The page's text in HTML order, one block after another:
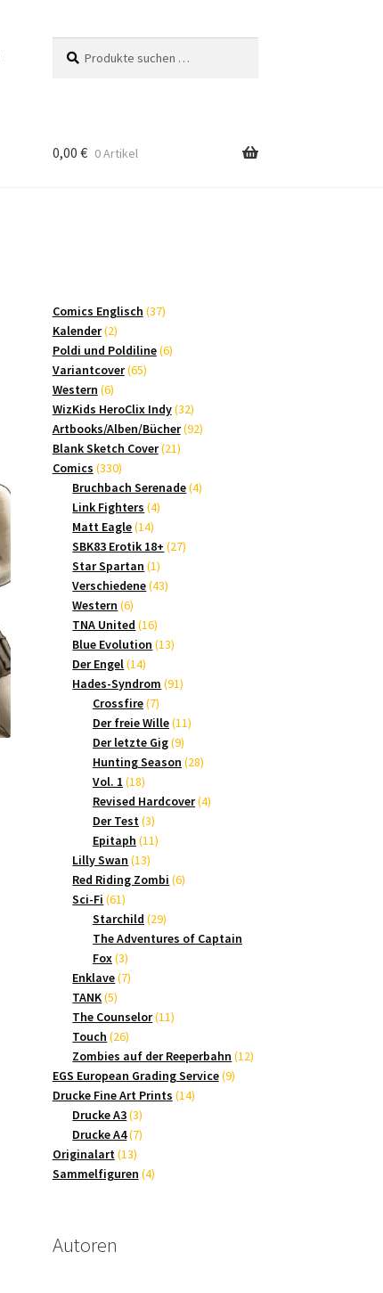
nach:
0,00 € 0 Artikel
Comics Englisch 3737
Kalender 22
Produkte
Poldi und Poldiline 66
Variantcover 6565
Western 66
Produkte
WizKids HeroClix Indy 3232
Produkte
Artbooks/Alben/Bücher 9292
Blank Sketch Cover 2121
Comics 330330
Produkte
Bruchbach Serenade 44
Link Fighters 44
Matt Eagle 1414
Produkte
SBK83 Erotik 18+ 2727
Star Spartan 11
Produkt
Verschiedene 4343
Western 66
Produkte
TNA United 1616
Produkte
Blue Evolution 1313
Der Engel 1414
Produkte
Hades-Syndrom 9191
Crossfire 77
Produkte
Der freie Wille 1111
Der letzte Gig 99
Produkte
Hunting Season 2828
Vol. 1 1818
Produkte
Revised Hardcover 44
Der Test 33
Produkte
Epitaph 1111
Lilly Swan 1313
Produkte
Red Riding Zombi 66
Sci-Fi 6161
Produkte
Starchild 2929
Produkte
The Adventures of Captain
Fox 33
Produkte
Enklave 77
TANK 55
Produkte
The Counselor 1111
Touch 2626
Produkte
Zombies auf der Reeperbahn 1212
EGS European Grading Service 99
Drucke Fine Art Prints 1414
Drucke A3 33
Produkte
Drucke A4 77
Originalart 1313
Produkte
Sammelfiguren 44
Autoren